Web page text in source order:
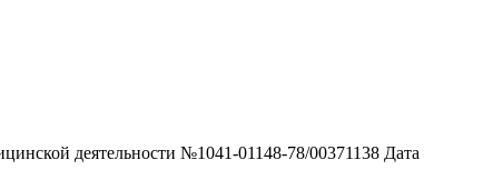
деятельности №1041-01148-78/00371138 Дата